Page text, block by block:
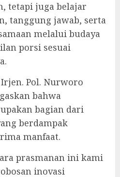
tetapi juga belajar
tanggung jawab, serta
melalui budaya
porsi sesuai
Irjen. Pol. Nurworo
bahwa
bagian dari
berdampak
manfaat.
prasmanan ini kami
inovasi